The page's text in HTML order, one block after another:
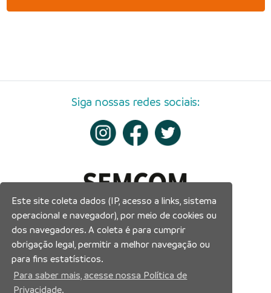
Siga nossas redes sociais:
Este site coleta dados (IP, acesso a links, sistema
operacional e navegador), por meio de cookies ou
dos navegadores. A coleta é para cumprir
obrigação legal, permitir a melhor navegação ou
para fins estatísticos.
Para saber mais, acesse nossa Política de
Privacidade.